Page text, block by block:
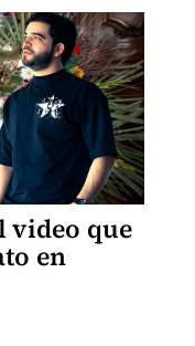
video que
en